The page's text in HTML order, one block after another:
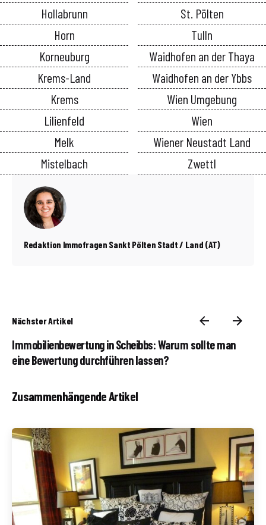
Hollabrunn
Horn
Korneuburg
Krems-Land
Krems
Lilienfeld
Melk
Mistelbach
St. Pölten
Tulln
Waidhofen an der Thaya
Waidhofen an der Ybbs
Wien Umgebung
Wien
Wiener Neustadt Land
Zwettl
Redaktion Immofragen Sankt Pölten Stadt / Land (AT)
Nächster Artikel
Immobilienbewertung in Scheibbs: Warum sollte man
eine Bewertung durchführen lassen?
Zusammenhängende Artikel